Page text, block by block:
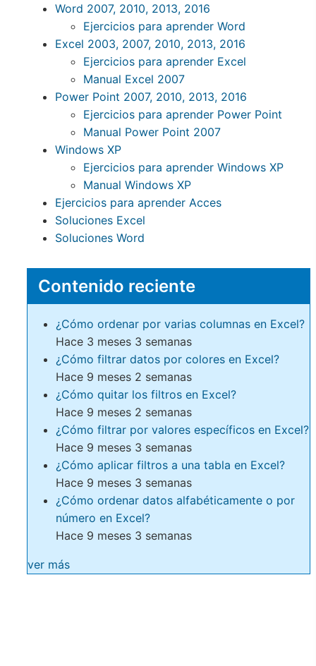
Word 2007, 2010, 2013, 2016
Ejercicios para aprender Word
Excel 2003, 2007, 2010, 2013, 2016
Ejercicios para aprender Excel
Manual Excel 2007
Power Point 2007, 2010, 2013, 2016
Ejercicios para aprender Power Point
Manual Power Point 2007
Windows XP
Ejercicios para aprender Windows XP
Manual Windows XP
Ejercicios para aprender Acces
Soluciones Excel
Soluciones Word
Contenido reciente
¿Cómo ordenar por varias columnas en Excel?
Hace 3 meses 3 semanas
¿Cómo filtrar datos por colores en Excel?
Hace 9 meses 2 semanas
¿Cómo quitar los filtros en Excel?
Hace 9 meses 2 semanas
¿Cómo filtrar por valores específicos en Excel?
Hace 9 meses 3 semanas
¿Cómo aplicar filtros a una tabla en Excel?
Hace 9 meses 3 semanas
¿Cómo ordenar datos alfabéticamente o por
número en Excel?
Hace 9 meses 3 semanas
ver más